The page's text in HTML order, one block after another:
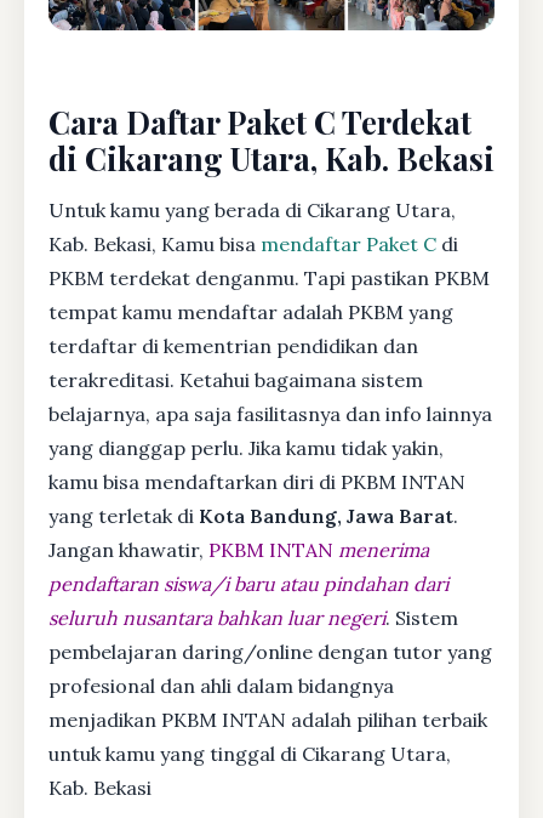
Cara Daftar Paket C Terdekat
di Cikarang Utara, Kab. Bekasi
Untuk kamu yang berada di Cikarang Utara,
Kab. Bekasi, Kamu bisa mendaftar Paket C di
PKBM terdekat denganmu. Tapi pastikan PKBM
tempat kamu mendaftar adalah PKBM yang
terdaftar di kementrian pendidikan dan
terakreditasi. Ketahui bagaimana sistem
belajarnya, apa saja fasilitasnya dan info lainnya
yang dianggap perlu. Jika kamu tidak yakin,
kamu bisa mendaftarkan diri di PKBM INTAN
yang terletak di Kota Bandung, Jawa Barat.
Jangan khawatir, PKBM INTAN menerima
pendaftaran siswa/i baru atau pindahan dari
seluruh nusantara bahkan luar negeri. Sistem
pembelajaran daring/online dengan tutor yang
profesional dan ahli dalam bidangnya
menjadikan PKBM INTAN adalah pilihan terbaik
untuk kamu yang tinggal di Cikarang Utara,
Kab. Bekasi